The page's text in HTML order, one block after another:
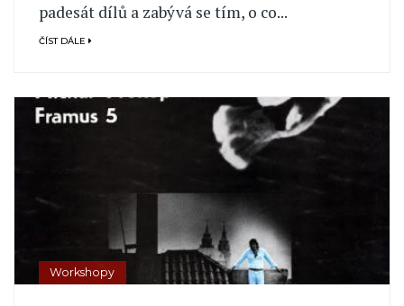
padesát dílů a zabývá se tím, o co...
ČÍST DÁLE
Workshopy